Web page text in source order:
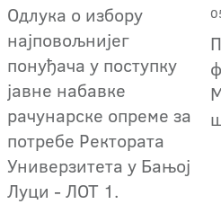
Oдлука о избору
најповољнијег
понуђача у поступку
јавне набавке
рачунарске опреме за
потребе Ректората
Универзитета у Бањој
Луци - ЛОТ 1.